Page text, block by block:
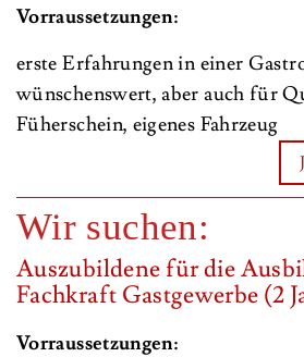
Vorraussetzungen:
erste Erfahrungen in einer
wünschenswert, aber auch für
Füherschein, eigenes Fahrzeug
Wir suchen:
Auszubildene für die
Fachkraft Gastgewerbe (2
Vorraussetzungen: